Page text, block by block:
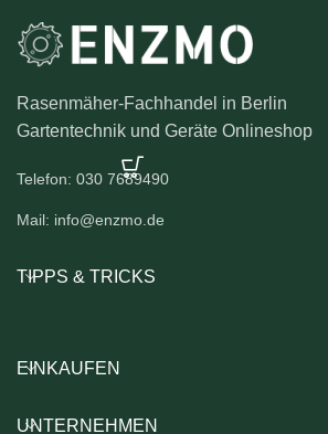
Rasenmäher-Fachhandel in Berlin
Gartentechnik und Geräte Onlineshop
Telefon: 030 7689490
Mail: info@enzmo.de
TIPPS & TRICKS
EINKAUFEN
UNTERNEHMEN